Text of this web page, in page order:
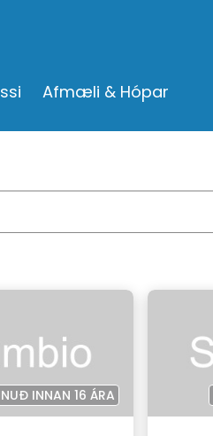
Afmæli & Hópar
INNAN 16 ÁRA